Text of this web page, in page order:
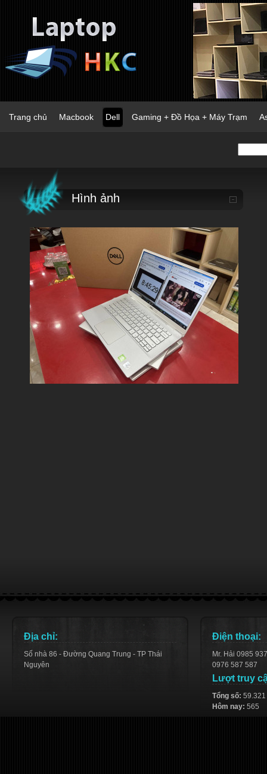
Trang chủ Macbook Dell Gaming + Đồ Họa + Máy Trạm
Hình ảnh
Địa chỉ:
Số nhà 86 - Đường Quang Trung - TP Thái
Nguyên
Điện thoại:
Mr. Hải 0985
0976 587 587
Lượt truy
Tổng số: 59.321
Hôm nay: 565